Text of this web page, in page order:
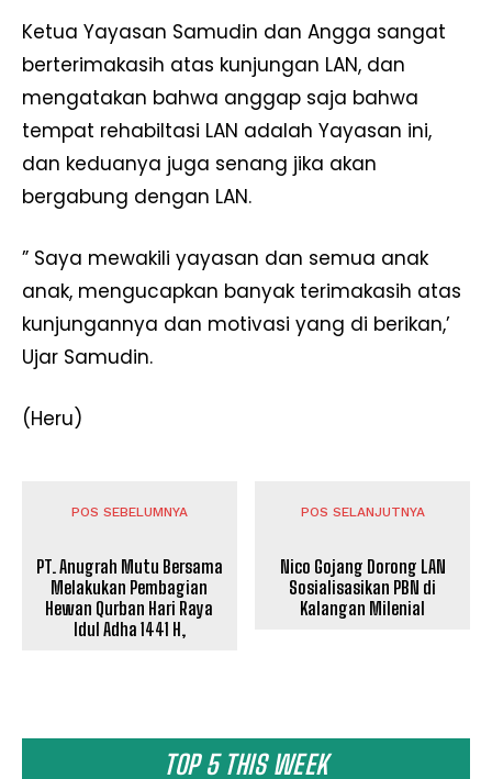
TOP 5 THIS WEEK
Ketua Yayasan Samudin dan Angga sangat
berterimakasih atas kunjungan LAN, dan
mengatakan bahwa anggap saja bahwa
tempat rehabiltasi LAN adalah Yayasan ini,
dan keduanya juga senang jika akan
bergabung dengan LAN.
” Saya mewakili yayasan dan semua anak
anak, mengucapkan banyak terimakasih atas
kunjungannya dan motivasi yang di berikan,’
Ujar Samudin.
(Heru)
POS SEBELUMNYA
PT. Anugrah Mutu Bersama
Melakukan Pembagian
Hewan Qurban Hari Raya
Idul Adha 1441 H,
POS SELANJUTNYA
Nico Gojang Dorong LAN
Sosialisasikan PBN di
Kalangan Milenial